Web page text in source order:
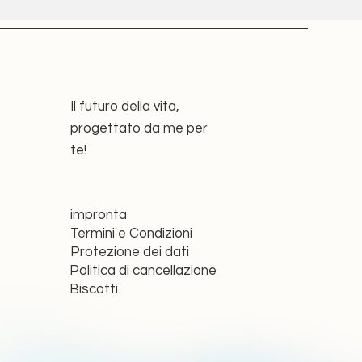
Il futuro della vita,
progettato da me per
te!
impronta
Termini e Condizioni
Protezione dei dati
Politica di cancellazione
Biscotti